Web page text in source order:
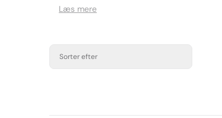
Læs mere
Sorter efter